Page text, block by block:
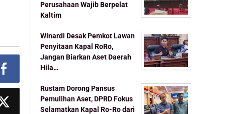
Perusahaan Wajib Berpelat
Kaltim
Winardi Desak Pemkot Lawan
Penyitaan Kapal RoRo,
Jangan Biarkan Aset Daerah
Hila…
Rustam Dorong Pansus
Pemulihan Aset, DPRD Fokus
Selamatkan Kapal Ro-Ro dari